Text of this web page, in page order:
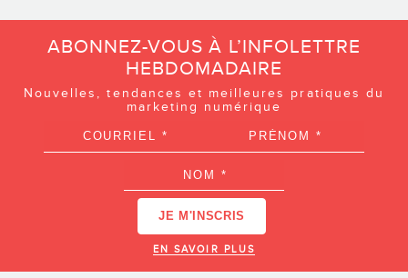
ABONNEZ-VOUS À L’INFOLETTRE
HEBDOMADAIRE
Nouvelles, tendances et meilleures pratiques du
marketing numérique
EN SAVOIR PLUS